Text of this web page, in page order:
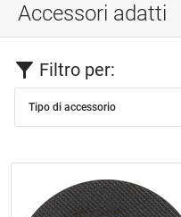
Accessori adatti
Filtro per:
Tipo di accessorio